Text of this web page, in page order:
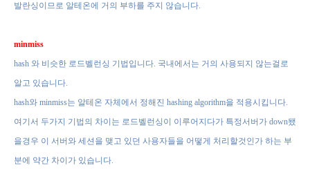
발란싱이므로 알테온에 거의 부하를 주지 않습니다.
minmiss
hash 와 비슷한 로드벨런싱 기법입니다. 국내에서는 거의 사용되지 않는걸로
알고 있습니다.
hash와 minmiss는 알테온 자체에서 정해진 hashing algorithm을 적용시킵니다.
여기서 두가지 기법의 차이는 로드벨런싱이 이루어지다가 특정서버가 down됐
을경우 이 서버와 세션을 맺고 있던 사용자들을 어떻게 처리할것인가 하는 부
분에 약간 차이가 있습니다.